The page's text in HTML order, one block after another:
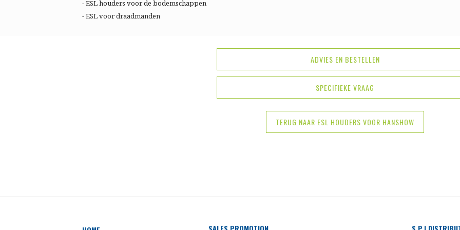
- ESL houders voor de bodemschappen
- ESL voor draadmanden
ADVIES EN BESTELLEN
SPECIFIEKE VRAAG
TERUG NAAR ESL HOUDERS VOOR HANSHOW